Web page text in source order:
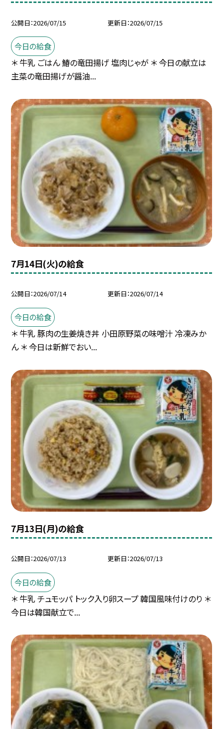
公開日 2026/07/15 更新日 2026/07/15
今日の給食
＊ 牛乳 ごはん 鰆の竜田揚げ 塩肉じゃが ＊ 今日の献立は
主菜の竜田揚げが醤油...
7月14日(火)の給食
公開日 2026/07/14 更新日 2026/07/14
今日の給食
＊ 牛乳 豚肉の生姜焼き丼 小田原野菜の味噌汁 冷凍みか
ん ＊ 今日は新鮮でおい...
7月13日(月)の給食
公開日 2026/07/13 更新日 2026/07/13
今日の給食
＊ 牛乳 チュモッパ トック入り卵スープ 韓国風味付けのり ＊
今日は韓国献立で...